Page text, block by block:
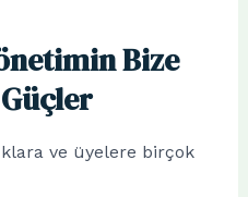
Bize
ve üyelere birçok